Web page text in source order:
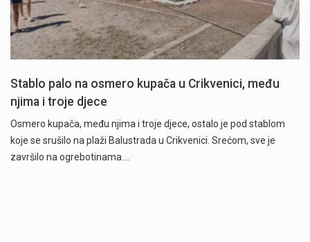
Stablo palo na osmero kupača u Crikvenici, među
njima i troje djece
Osmero kupača, među njima i troje djece, ostalo je pod stablom
koje se srušilo na plaži Balustrada u Crikvenici. Srećom, sve je
završilo na ogrebotinama.…